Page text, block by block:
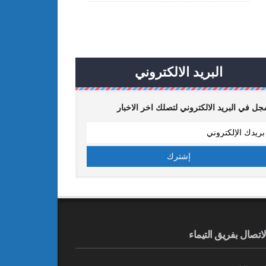
البريد الالكتروني
في البريد الالكتروني لتصلك اخر الاخبار
الاتصال بفريق التيماء